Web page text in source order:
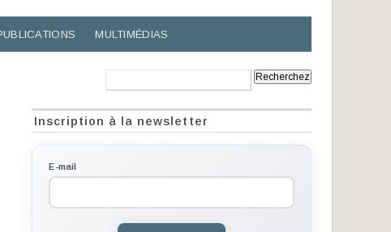
MULTIMÉDIAS
Inscription à la newsletter
E-mail